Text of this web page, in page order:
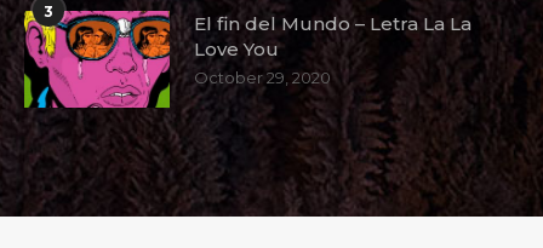
3
El fin del Mundo – Letra La La
Love You
October 29, 2020